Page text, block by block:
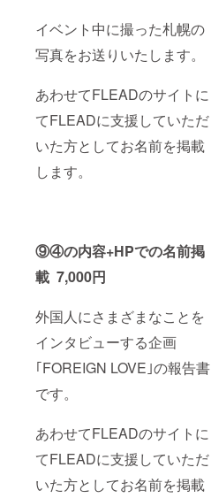
イベント中に撮った札幌の
写真をお送りいたします。
あわせてFLEADのサイトに
てFLEADに支援していただ
いた方としてお名前を掲載
します。
⑨④の内容+HPでの名前掲
載 7,000円
外国人にさまざまなことを
インタビューする企画
｢FOREIGN LOVE｣の報告書
です。
あわせてFLEADのサイトに
てFLEADに支援していただ
いた方としてお名前を掲載